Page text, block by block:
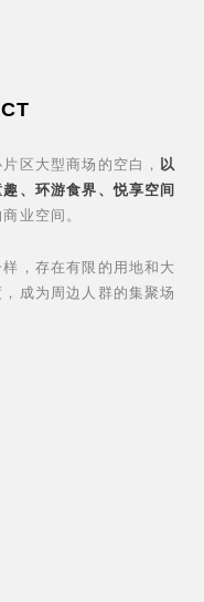
区大型商场的空白， 以
、环游食界、悦享空间
业空间。
，存在有限的⽤地和⼤
成为周边人群的集聚场